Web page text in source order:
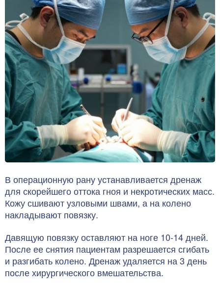
В операционную рану устанавливается дренаж
для скорейшего оттока гноя и некротических масс.
Кожу сшивают узловыми швами, а на колено
накладывают повязку.
Давящую повязку оставляют на ноге 10-14 дней.
После ее снятия пациентам разрешается сгибать
и разгибать колено. Дренаж удаляется на 3 день
после хирургического вмешательства.